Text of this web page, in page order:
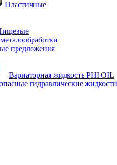
Пластичные
предложения
Вариаторная жидкость PHI OIL
гидравлические жидкости